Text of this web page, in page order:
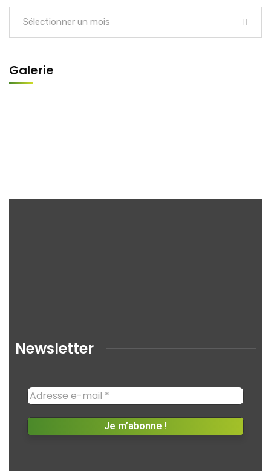
Sélectionner un mois
Galerie
Newsletter